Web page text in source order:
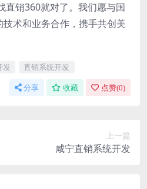
直销360就对了。我们愿与国
术和业务合作，携手共创美
发 直销系统开发
分享 收藏 点赞(0)
上一篇
咸宁直销系统开发